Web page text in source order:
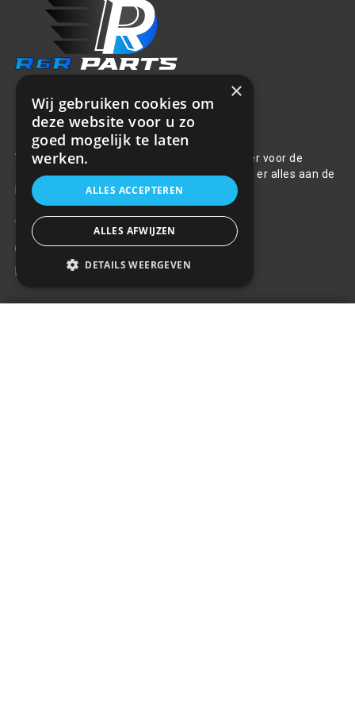
Over ons
Welkom bij R&R Parts Automotive, uw partner voor de
aanschaf van alle auto accessoires. Wij doen er alles aan de
beste selectie, service & prijs te bieden.
Contact
+31(0)85 486 83 17
info@rrparts.nl
×
Wij gebruiken cookies om
deze website voor u zo
goed mogelijk te laten
werken.
ALLES ACCEPTEREN
ALLES AFWIJZEN
DETAILS WEERGEVEN